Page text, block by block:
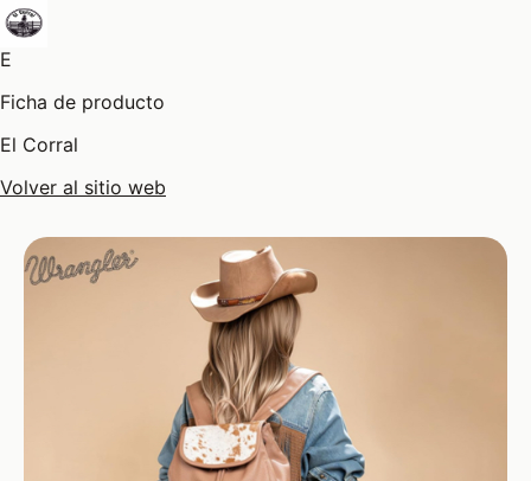
E
Ficha de producto
El Corral
Volver al sitio web